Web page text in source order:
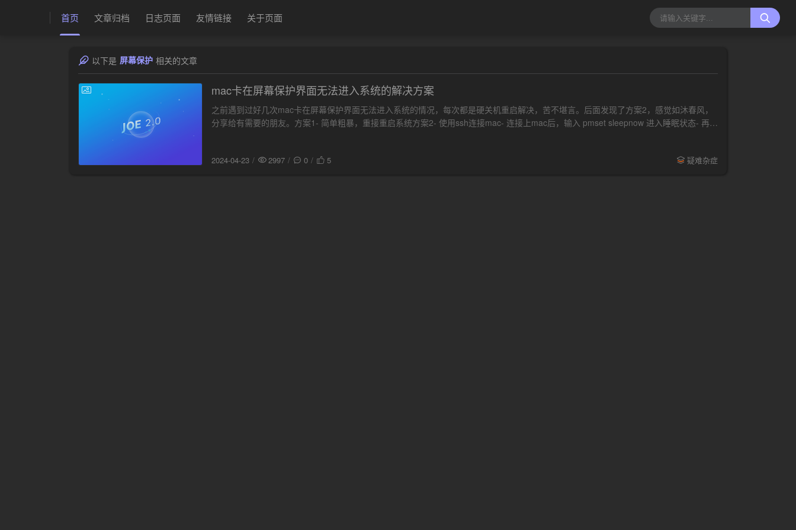
首页 文章归档 日志页面 友情链接 关于页面
以下是 屏幕保护 相关的文章
2024-04-23
mac卡在屏幕保护界面无法进入系统的解决方案
之前遇到过好几次mac卡在屏幕保护界面无法进入系统的情况，每次都是硬关机重启解决，苦不堪言。后面发现了方案2，感觉如沐春风，
分享给有需要的朋友。方案1- 简单粗暴，重接重启系统方案2- 使用ssh连接mac- 连接上mac后，输入 pmset sleepnow 进入睡眠状态- 再使
2024-04-23 2997 0 5 疑难杂症